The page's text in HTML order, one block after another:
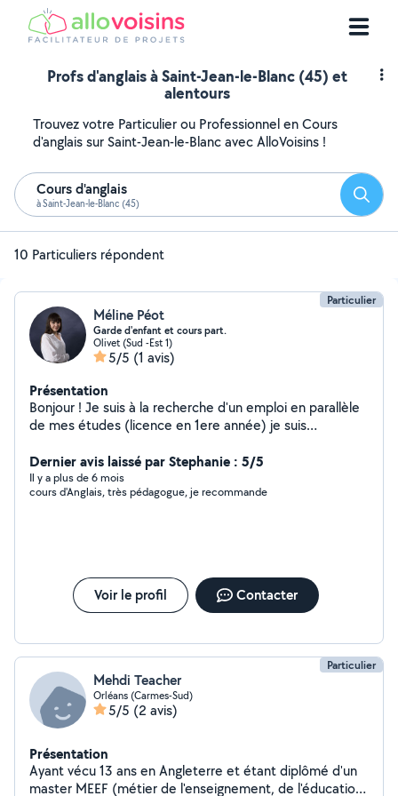
Profs d'anglais à Saint-Jean-le-Blanc (45) et
alentours
Trouvez votre Particulier ou Professionnel en Cours
d'anglais sur Saint-Jean-le-Blanc avec AlloVoisins !
Cours d'anglais
à Saint-Jean-le-Blanc (45)
10 Particuliers répondent
Particulier
Méline Péot
Garde d'enfant et cours part.
Olivet (Sud -Est 1)
5/5 (1 avis)
Présentation
Bonjour ! Je suis à la recherche d'un emploi en parallèle
de mes études (licence en 1ere année) je suis
ménage, promenades et gardes d'animaux et autres
tâches du quotidien !
Dernier avis laissé par Stephanie : 5/5
Il y a plus de 6 mois
cours d'Anglais, très pédagogue, je recommande
Voir le profil Contacter
Particulier
Mehdi Teacher
Orléans (Carmes-Sud)
5/5 (2 avis)
Présentation
Ayant vécu 13 ans en Angleterre et étant diplômé d'un
master MEEF (métier de l'enseignement, de l'éducation